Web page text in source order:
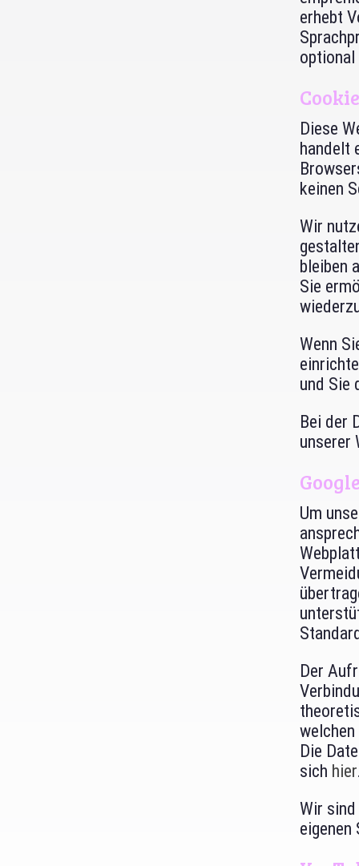
erhebt
Diese
handelt
keinen
Wir
bleiben
Sie
Wenn
und Sie
Bei der
unserer
Um
Der
Die
sich hier
Wir
eigenen